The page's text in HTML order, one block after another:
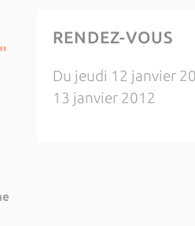
RENDEZ-VOUS
Du jeudi 12 janvier
13 janvier 2012